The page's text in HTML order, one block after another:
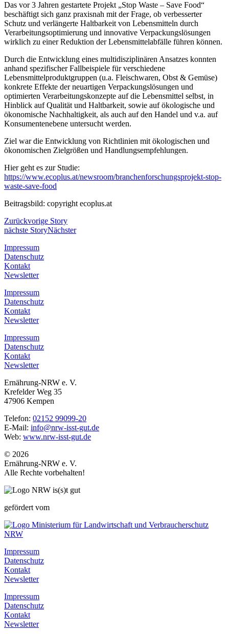
Das vor 3 Jahren gestartete Projekt „Stop Waste – Save Food“
beschäftigt sich ganz praxisnah mit der Frage, ob verbesserter
Schutz und verlängerte Haltbarkeit von Lebensmitteln durch
Verarbeitungsoptimierung und innovative Verpackungslösungen
wirklich zu einer Reduktion der Lebensmittelabfälle führen können.
Durch die Entwicklung eines multidisziplinären Ansatzes konnten
anhand spezifischer Fallbeispiele für verschiedene
Lebensmittelproduktgruppen (u.a. Fleischwaren, Obst & Gemüse)
konkrete Effekte der neuartigen Verpackungslösungen und
optimierten Verarbeitungskonzepte auf die Lebensmittel selbst, in
Hinblick auf Qualität und Haltbarkeit, sowie auf ökologische und
ökonomische Nachhaltigkeit, als auch auf den Handel und v.a. auf
Konsumentenebene untersucht werden.
Ziel war die Entwicklung von Richtlinien mit ökologischen und
ökonomischen Zielgrößen und Handlungsempfehlungen.
Hier geht es zur Studie:
https://www.ecoplus.at/newsroom/branchenforschungsprojekt-stop-
waste-save-food
Beitragsbild: copyright ecoplus.at
Zurückvorige Story
nächste StoryNächster
Impressum
Datenschutz
Kontakt
Newsletter
Impressum
Datenschutz
Kontakt
Newsletter
Impressum
Datenschutz
Kontakt
Newsletter
Ernährung-NRW e. V.
Krefelder Weg 35
47906 Kempen
Telefon: 02152 99099-20
E-Mail: info@nrw-isst-gut.de
Web: www.nrw-isst-gut.de
© 2026
Ernährung-NRW e. V.
Alle Rechte vorbehalten!
gefördert vom
Impressum
Datenschutz
Kontakt
Newsletter
Impressum
Datenschutz
Kontakt
Newsletter